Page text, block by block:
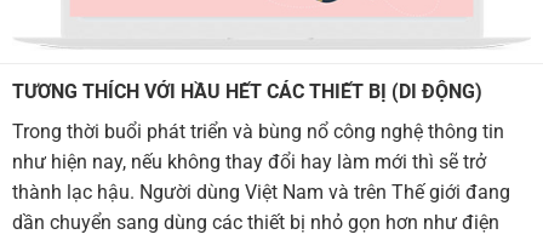
TƯƠNG THÍCH VỚI HẦU HẾT CÁC THIẾT BỊ (DI ĐỘNG)
Trong thời buổi phát triển và bùng nổ công nghệ thông tin
như hiện nay, nếu không thay đổi hay làm mới thì sẽ trở
thành lạc hậu. Người dùng Việt Nam và trên Thế giới đang
dần chuyển sang dùng các thiết bị nhỏ gọn hơn như điện